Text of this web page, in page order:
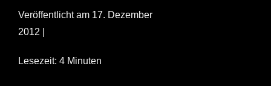
Veröffentlicht am 17. Dezember
2012 |
Lesezeit: 4 Minuten